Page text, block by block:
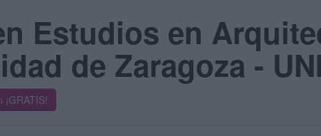
Estudios en
de Zaragoza -